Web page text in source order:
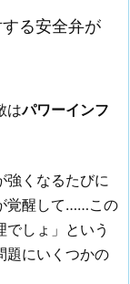
る安全弁が
はパワーインフ
強くなるたびに
覚醒して……この
しょ」という
題にいくつかの